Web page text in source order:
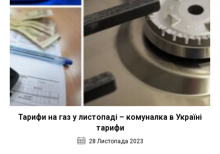
Тарифи на газ у листопаді – комуналка в Україні
тарифи
28 Листопада 2023